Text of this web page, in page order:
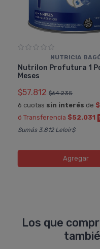
NUTRICIA
Nutrilon Profutura 1
Meses
$57.812 $64.235
6 cuotas sin interés de
ó Transferencia $52.031
Sumás 3.812 Leloir$
Agregar
Los que